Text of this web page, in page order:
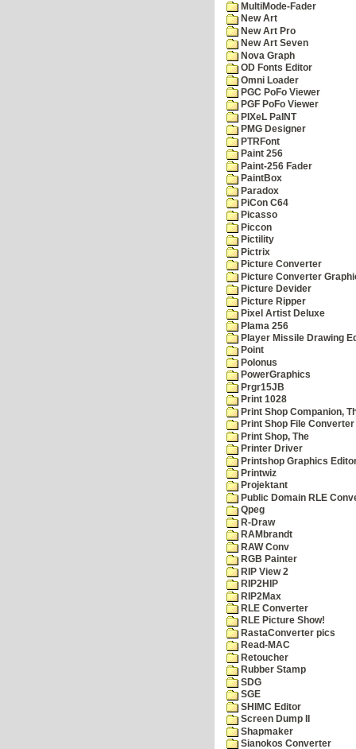
MultiMode-Fader
New Art
New Art Pro
New Art Seven
Nova Graph
OD Fonts Editor
Omni Loader
PGC PoFo Viewer
PGF PoFo Viewer
PIXeL PaINT
PMG Designer
PTRFont
Paint 256
Paint-256 Fader
PaintBox
Paradox
PiCon C64
Picasso
Piccon
Pictility
Pictrix
Picture Converter
Picture Converter
Picture Devider
Picture Ripper
Pixel Artist Deluxe
Plama 256
Player Missile Drawing
Point
Polonus
PowerGraphics
Prgr15JB
Print 1028
Print Shop Companion,
Print Shop File Converter
Print Shop, The
Printer Driver
Printshop Graphics
Printwiz
Projektant
Public Domain RLE
Qpeg
R-Draw
RAMbrandt
RAW Conv
RGB Painter
RIP View 2
RIP2HIP
RIP2Max
RLE Converter
RLE Picture Show!
RastaConverter pics
Read-MAC
Retoucher
Rubber Stamp
SDG
SGE
SHIMC Editor
Screen Dump II
Shapmaker
Sianokos Converter